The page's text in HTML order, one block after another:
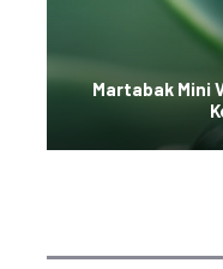
Martabak Mini